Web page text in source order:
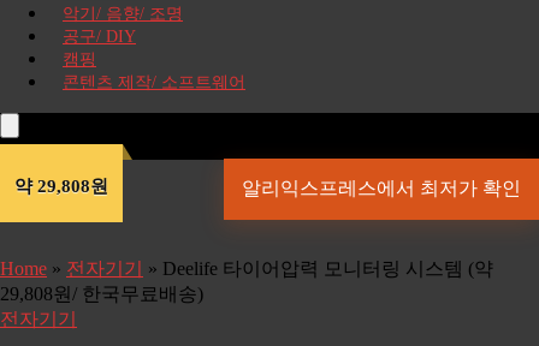
악기/ 음향/ 조명
공구/ DIY
캠핑
콘텐츠 제작/ 소프트웨어
약 29,808원 알리익스프레스에서 최저가 확인
Home » 전자기기 » Deelife 타이어압력 모니터링 시스템 (약
29,808원/ 한국무료배송)
전자기기